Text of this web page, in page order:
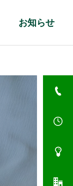
お知らせ